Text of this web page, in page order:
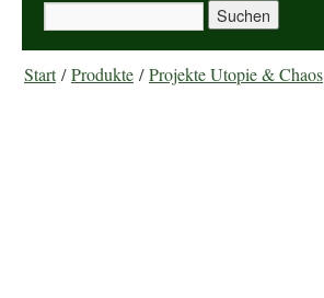
Start/Produkte /Projekte Utopie & Chaos